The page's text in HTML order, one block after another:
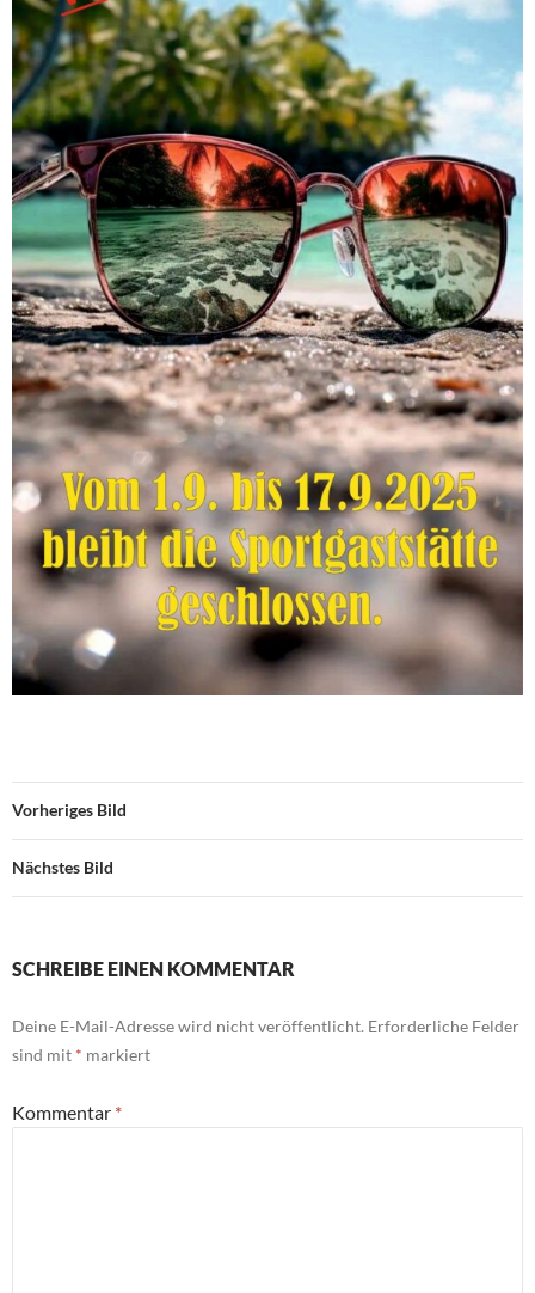
Vorheriges Bild
Nächstes Bild
SCHREIBE EINEN KOMMENTAR
Deine E-Mail-Adresse wird nicht veröffentlicht. Erforderliche Felder
sind mit * markiert
Kommentar *